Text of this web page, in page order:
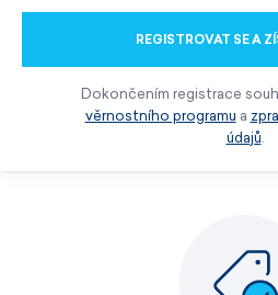
REGISTROVAT SE A
Dokončením registrace
věrnostního programu a
údajů.